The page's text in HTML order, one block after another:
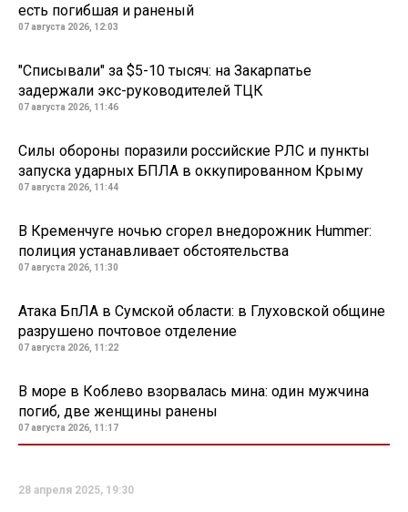
есть погибшая и раненый
07 августа 2026, 12:03
"Списывали" за $5-10 тысяч: на Закарпатье
задержали экс-руководителей ТЦК
07 августа 2026, 11:46
Силы обороны поразили российские РЛС и пункты
запуска ударных БПЛА в оккупированном Крыму
07 августа 2026, 11:44
В Кременчуге ночью сгорел внедорожник Hummer:
полиция устанавливает обстоятельства
07 августа 2026, 11:30
Атака БпЛА в Сумской области: в Глуховской общине
разрушено почтовое отделение
07 августа 2026, 11:22
В море в Коблево взорвалась мина: один мужчина
погиб, две женщины ранены
07 августа 2026, 11:17
28 апреля 2025, 19:30